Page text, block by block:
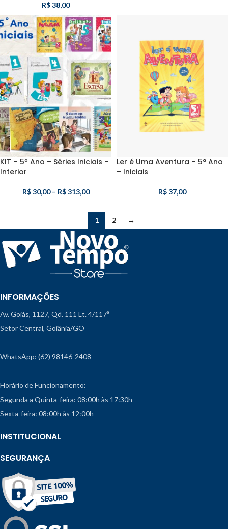
R$38,00
KIT – 5º Ano – Séries Iniciais –
Interior
R$30,00 – R$313,00
Ler é Uma Aventura – 5° Ano
– Iniciais
R$37,00
1 2 →
INFORMAÇÕES
Av. Goiás, 1127, Qd. 111 Lt. 4/117ª
Setor Central, Goiânia/GO
WhatsApp: (62) 98146-2408
Horário de Funcionamento:
Segunda a Quinta-feira: 08:00h às 17:30h
Sexta-feira: 08:00h às 12:00h
INSTITUCIONAL
SEGURANÇA